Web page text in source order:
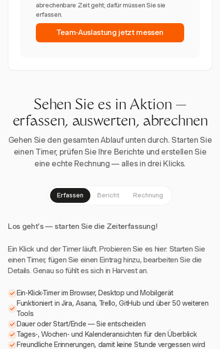
abrechenbare Zeit geht; dafür müssen Sie sie
erfassen.
Team-Auslastung jetzt messen
Sehen Sie es in Aktion —
erfassen, auswerten, abrechnen
Gehen Sie den gesamten Ablauf unten durch. Starten Sie
einen Timer, prüfen Sie Ihre Berichte und erstellen Sie
eine echte Rechnung — alles in drei Klicks.
Erfassen Bericht Rechnung
Los geht's — starten Sie die Zeiterfassung!
Ein Klick und der Timer läuft. Probieren Sie es hier: Starten Sie
einen Timer, fügen Sie einen Eintrag hinzu, bearbeiten Sie die
Details. Genau so fühlt es sich in Harvest an.
Ein-Klick-Timer im Browser, Desktop und Mobilgerät
Funktioniert in Jira, Asana, Trello, GitHub und über 50 weiteren
Tools
Dauer oder Start/Ende — Sie entscheiden
Tages-, Wochen- und Kalenderansichten für den Überblick
Freundliche Erinnerungen, damit keine Stunde vergessen wird